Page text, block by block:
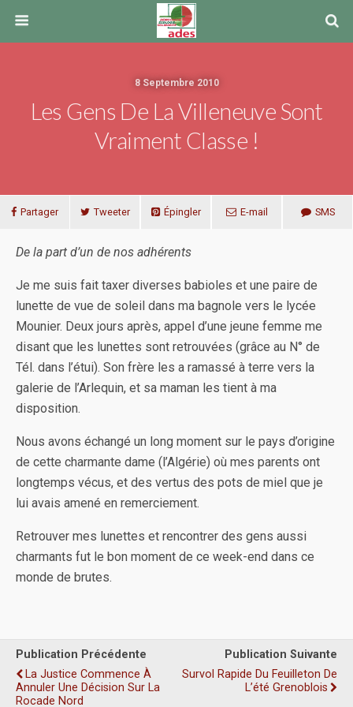
8 Septembre 2010
Les Gens De La Villeneuve Sont
Vraiment Classe !
Partager Tweeter Épingler E-mail SMS
De la part d’un de nos adhérents
Je me suis fait taxer diverses babioles et une paire de
lunette de vue de soleil dans ma bagnole vers le lycée
Mounier. Deux jours après, appel d’une jeune femme me
disant que les lunettes sont retrouvées (grâce au N° de
Tél. dans l’étui). Son frère les a ramassé à terre vers la
galerie de l’Arlequin, et sa maman les tient à ma
disposition.
Nous avons échangé un long moment sur le pays d’origine
de cette charmante dame (l’Algérie) où mes parents ont
longtemps vécus, et des vertus des pots de miel que je
lui avais amené en remerciement.
Retrouver mes lunettes et rencontrer des gens aussi
charmants fut le bon moment de ce week-end dans ce
monde de brutes.
Publication Précédente
La Justice Commence À
Annuler Une Décision Sur La
Rocade Nord
Publication Suivante
Survol Rapide Du Feuilleton De
L’été Grenoblois